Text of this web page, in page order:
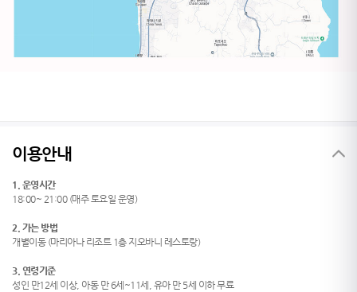
이용안내
1. 운영시간
18:00~ 21:00 (매주 토요일 운영)
2. 가는 방법
개별이동 (마리아나 리조트 1층 지오바니 레스토랑)
3. 연령기준
성인 만12세 이상, 아동 만 6세~11세, 유아 만 5세 이하 무료